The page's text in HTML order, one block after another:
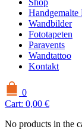
Shop
Handgemalte
Wandbilder
Fototapeten
Paravents
Wandtattoo
Kontakt
0
Cart: 0,00 €
No products in the